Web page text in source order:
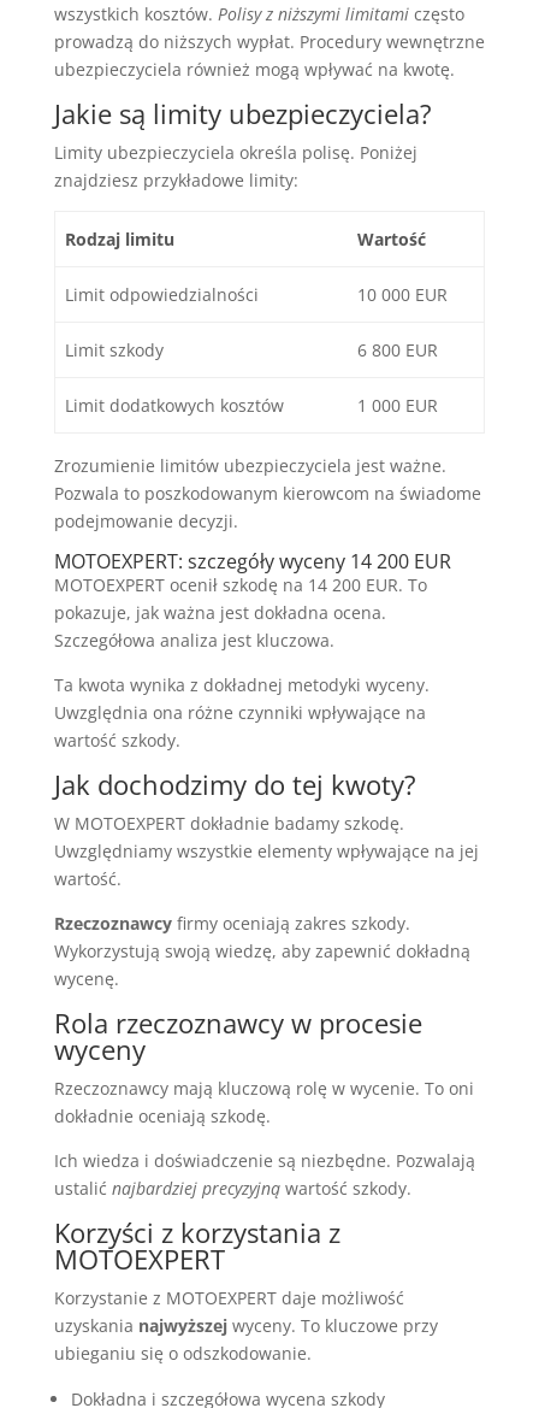
wszystkich kosztów. Polisy z niższymi limitamiczęsto
prowadzą do niższych wypłat. Procedury wewnętrzne
ubezpieczyciela również mogą wpływać na kwotę.
Jakie są limity ubezpieczyciela?
Limity ubezpieczyciela określa polisę. Poniżej
znajdziesz przykładowe limity:
Rodzaj limitu Wartość
Limit odpowiedzialności 10 000 EUR
Limit szkody 6 800 EUR
Limit dodatkowych kosztów 1 000 EUR
Zrozumienie limitów ubezpieczyciela jest ważne.
Pozwala to poszkodowanym kierowcom na świadome
podejmowanie decyzji.
MOTOEXPERT: szczegóły wyceny 14 200 EUR
MOTOEXPERT ocenił szkodę na 14 200 EUR. To
pokazuje, jak ważna jest dokładna ocena.
Szczegółowa analiza jest kluczowa.
Ta kwota wynika z dokładnej metodyki wyceny.
Uwzględnia ona różne czynniki wpływające na
wartość szkody.
Jak dochodzimy do tej kwoty?
W MOTOEXPERT dokładnie badamy szkodę.
Uwzględniamy wszystkie elementy wpływające na jej
wartość.
Rzeczoznawcyfirmy oceniają zakres szkody.
Wykorzystują swoją wiedzę, aby zapewnić dokładną
wycenę.
Rola rzeczoznawcy w procesie
wyceny
Rzeczoznawcy mają kluczową rolę w wycenie. To oni
dokładnie oceniają szkodę.
Ich wiedza i doświadczenie są niezbędne. Pozwalają
ustalić najbardziej precyzyjnąwartość szkody.
Korzyści z korzystania z
MOTOEXPERT
Korzystanie z MOTOEXPERT daje możliwość
uzyskania najwyższejwyceny. To kluczowe przy
ubieganiu się o odszkodowanie.
Dokładna i szczegółowa wycena szkody